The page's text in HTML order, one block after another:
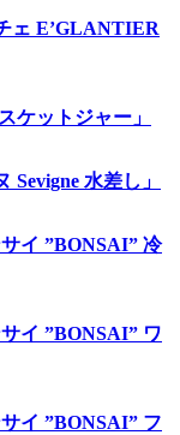
ェ E’GLANTIER
ケットジャー」
水差し」
イ ”BONSAI” 冷
イ ”BONSAI” ワ
イ ”BONSAI” フ